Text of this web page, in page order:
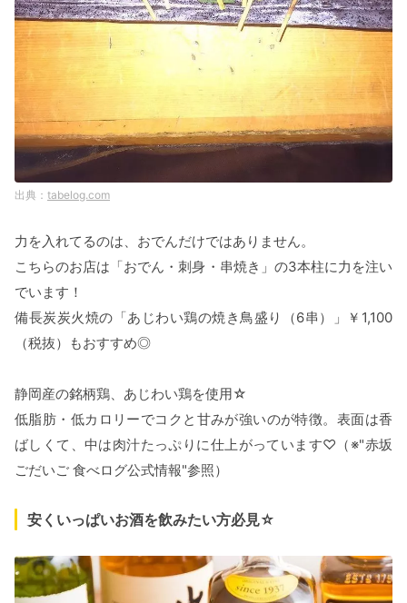
tabelog.com
力を入れてるのは、おでんだけではありません。
こちらのお店は「おでん・刺身・串焼き」の3本柱に力を注い
でいます！
備長炭炭火焼の「あじわい鶏の焼き鳥盛り（6串）」￥1,100
（税抜）もおすすめ◎
静岡産の銘柄鶏、あじわい鶏を使用☆
低脂肪・低カロリーでコクと甘みが強いのが特徴。表面は香
ばしくて、中は肉汁たっぷりに仕上がっています♡（※"赤坂
ごだいご 食べログ公式情報"参照）
安くいっぱいお酒を飲みたい方必見☆